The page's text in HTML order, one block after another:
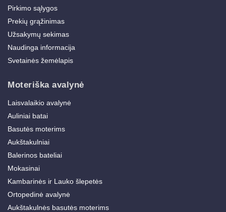
Pirkimo sąlygos
Prekių grąžinimas
Užsakymų sekimas
Naudinga informacija
Svetainės žemėlapis
Moteriška avalynė
Laisvalaikio avalynė
Auliniai batai
Basutės moterims
Aukštakulniai
Balerinos bateliai
Mokasinai
Kambarinės ir Lauko šlepetės
Ortopedinė avalynė
Aukštakulnės basutės moterims